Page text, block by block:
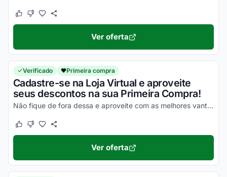
Este cupom funcionou
Este cupom não funcionou
Ver oferta
Verificado Primeira compra
Cadastre-se na Loja Virtual e aproveite
seus descontos na sua Primeira Compra!
Não fique de fora dessa e aproveite com as melhores vantagens agora mesmo!
Este cupom funcionou
Este cupom não funcionou
Ver oferta